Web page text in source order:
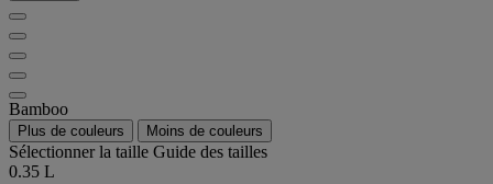
Bamboo
Plus de couleurs Moins de couleurs
Sélectionner la taille Guide des tailles
0.35 L